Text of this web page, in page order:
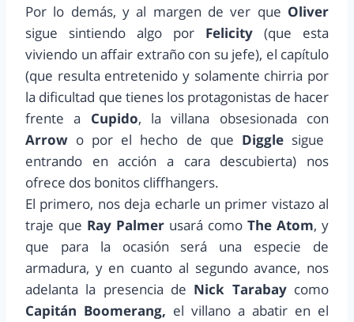
Por lo demás, y al margen de ver que Oliver
sigue sintiendo algo por Felicity (que esta
viviendo un affair extraño con su jefe), el capítulo
(que resulta entretenido y solamente chirria por
la dificultad que tienes los protagonistas de hacer
frente a Cupido, la villana obsesionada con
Arrow o por el hecho de que Diggle sigue
entrando en acción a cara descubierta) nos
ofrece dos bonitos cliffhangers.
El primero, nos deja echarle un primer vistazo al
traje que Ray Palmer usará como The Atom, y
que para la ocasión será una especie de
armadura, y en cuanto al segundo avance, nos
adelanta la presencia de Nick Tarabaycomo
Capitán Boomerang, el villano a abatir en el